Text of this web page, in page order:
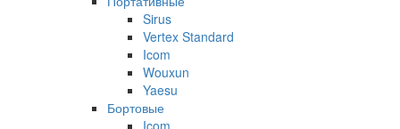
Sirus
Vertex Standard
Icom
Wouxun
Yaesu
Бортовые
Icom